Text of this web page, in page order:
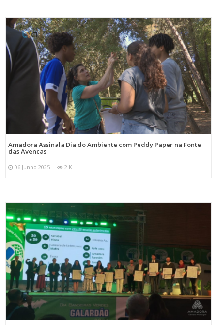
Amadora Assinala Dia do Ambiente com Peddy Paper na Fonte
das Avencas
06 Junho 2025 2 K